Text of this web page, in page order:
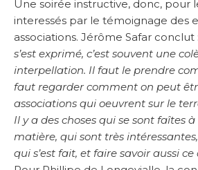
Une soirée instructive, donc, pour
interessés par le témoignage des
associations. Jérôme Safar conclut
s’est exprimé, c’est souvent une
interpellation. Il faut le prendre
faut regarder comment on peut
associations qui oeuvrent sur le
Il y a des choses qui se sont faîtes
matière, qui sont très
qui s’est fait, et faire savoir aussi ce